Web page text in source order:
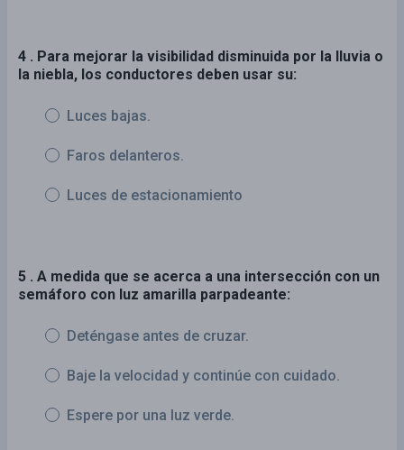
4 . Para mejorar la visibilidad disminuida por la lluvia o
la niebla, los conductores deben usar su:
Luces bajas.
Faros delanteros.
Luces de estacionamiento
5 . A medida que se acerca a una intersección con un
semáforo con luz amarilla parpadeante:
Deténgase antes de cruzar.
Baje la velocidad y continúe con cuidado.
Espere por una luz verde.